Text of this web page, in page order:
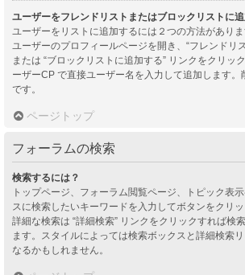
ユーザーをフレンドリストまたはブロックリストに
ユーザーをリストに追加するには２つの方法があり
ユーザーのプロフィールページを開き、“フレンドリ
または “ブロックリストに追加する” リンクをクリッ
ーザーCP で直接ユーザー名を入力して追加します。
です。
ページトップ
フォーラムの検索
検索するには？
トップページ、フォーラム閲覧ページ、トピック表
スに検索したいキーワードを入力してボタンをクリ
詳細な検索は “詳細検索” リンクをクリックすれば検
ます。スタイルによっては検索ボックスと詳細検索
なるかもしれません。